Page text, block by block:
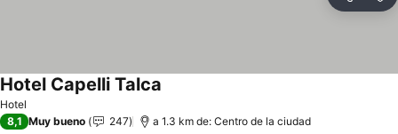
Hotel
Hotel Capelli Talca
8,1 Muy bueno 247 a 1.3 km de: Centro de la ciudad